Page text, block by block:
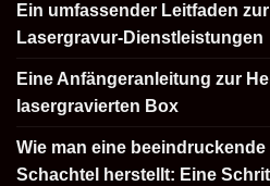
Ein umfassender Leitfaden
Lasergravur-Dienstleistungen
Eine Anfängeranleitung zur
lasergravierten Box
Wie man eine
Schachtel herstellt: Eine